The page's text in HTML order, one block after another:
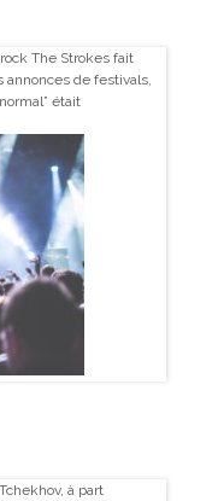
The Strokes fait
de festivals,
était
à part